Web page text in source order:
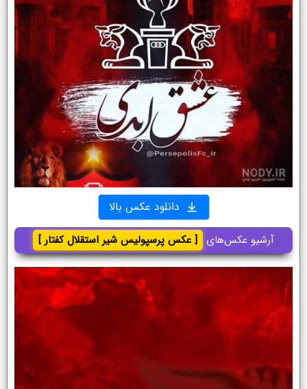
دانلود عکس بالا
آرشیو عکس‌های [ عکس پرسپولیس شیر استقلال کفتار ]